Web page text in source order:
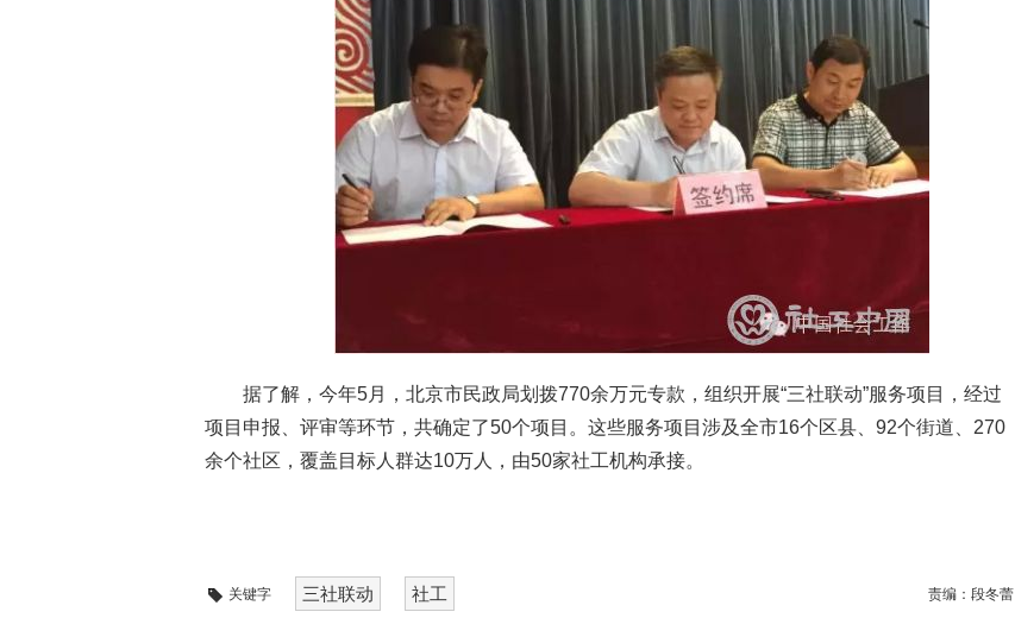
据了解，今年5月，北京市民政局划拨770余万元专款，组织开展“三社联动”服务项目，经过
项目申报、评审等环节，共确定了50个项目。这些服务项目涉及全市16个区县、92个街道、270
余个社区，覆盖目标人群达10万人，由50家社工机构承接。
关键字 三社联动 社工 责编： 段冬蕾